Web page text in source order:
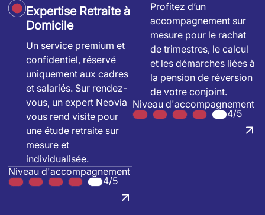
Expertise Retraite à
Domicile
Un service premium et
confidentiel, réservé
uniquement aux cadres
et salariés. Sur rendez-
vous, un expert Neovia
vous rend visite pour
une étude retraite sur
mesure et
individualisée.
Niveau d'accompagnement
4/5
Profitez d’un
accompagnement sur
mesure pour le rachat
de trimestres, le calcul
et les démarches liées à
la pension de réversion
de votre conjoint.
Niveau d'accompagnement
4/5